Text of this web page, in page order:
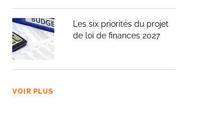
Les six priorités du projet
de loi de finances 2027
VOIR PLUS